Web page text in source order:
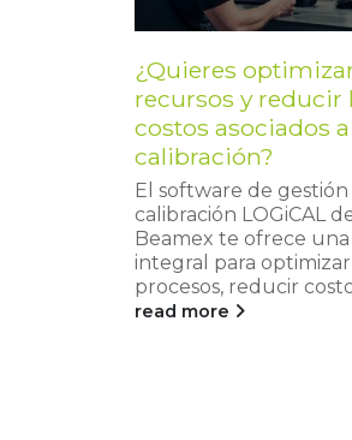
¿Quieres
recursos y reducir
costos asociados a
calibración?
El software de gestión
calibración LOGiCAL
Beamex te ofrece
integral para
procesos, reducir
read more